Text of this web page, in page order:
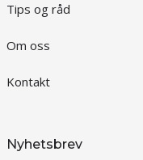
Tips og råd
Om oss
Kontakt
Nyhetsbrev